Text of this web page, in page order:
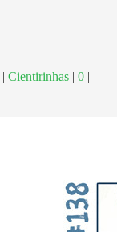
| Cientirinhas | 0 |